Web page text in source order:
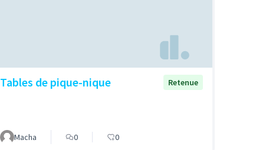
Tables de pique-nique Retenue
Macha 0 0